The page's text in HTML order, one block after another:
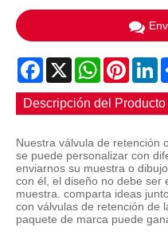
Facebook
X WhatsApp
Descripción del Producto
Nuestra válvula de retención
se puede personalizar con
enviarnos su muestra o
con él, el diseño no debe ser
muestra. comparta ideas
con válvulas de retención de
paquete de marca puede